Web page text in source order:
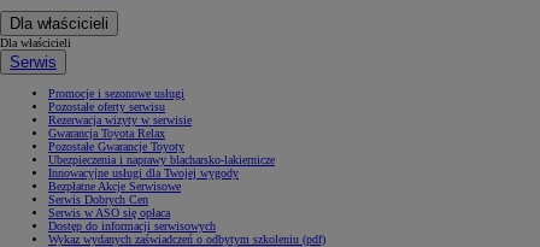
Dla właścicieli
Dla właścicieli
Serwis
Promocje i sezonowe usługi
Pozostałe oferty serwisu
Rezerwacja wizyty w serwisie
Gwarancja Toyota Relax
Pozostałe Gwarancje Toyoty
Ubezpieczenia i naprawy blacharsko-lakiernicze
Innowacyjne usługi dla Twojej wygody
Bezpłatne Akcje Serwisowe
Serwis Dobrych Cen
Serwis w ASO się opłaca
Dostęp do informacji serwisowych
Wykaz wydanych zaświadczeń o odbytym szkoleniu (pdf)